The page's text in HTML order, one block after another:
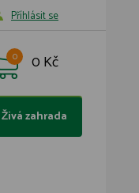
Příhlásit se
0 Kč
0
Živá zahrada